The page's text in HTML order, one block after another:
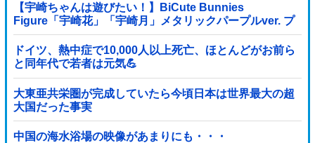
【宇崎ちゃんは遊びたい！】BiCute Bunnies
Figure「宇崎花」「宇崎月」メタリックパープルver. プ
ライズフィギュア【ラウンドワン限定で展開決定】
ドイツ、熱中症で10,000人以上死亡、ほとんどがお前ら
と同年代で若者は元気💪
大東亜共栄圏が完成していたら今頃日本は世界最大の超
大国だった事実
中国の海水浴場の映像があまりにも・・・